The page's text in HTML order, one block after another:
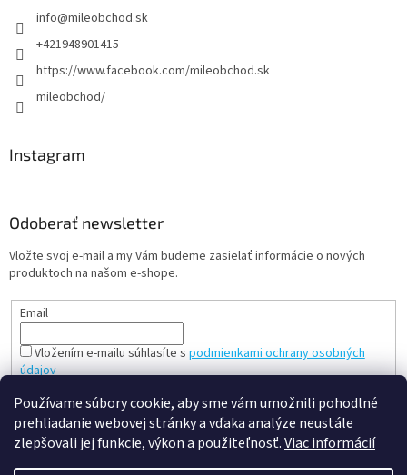
Používame súbory cookie, aby sme vám umožnili pohodlné
prehliadanie webovej stránky a vďaka analýze neustále
zlepšovali jej funkcie, výkon a použiteľnosť.Viac informácií
info@mileobchod.sk
+421948901415
https://www.facebook.com/mileobchod.sk
mileobchod/
Instagram
Odoberať newsletter
Vložte svoj e-mail a my Vám budeme zasielať informácie o nových
produktoch na našom e-shope.
Email
Vložením e-mailu súhlasíte s podmienkami ochrany osobných
údajov
PRIHLÁSIŤ SA